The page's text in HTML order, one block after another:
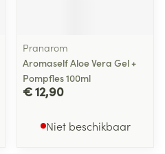
Pranarom
Aromaself Aloe Vera Gel +
Pompfles 100ml
€ 12,90
Niet beschikbaar